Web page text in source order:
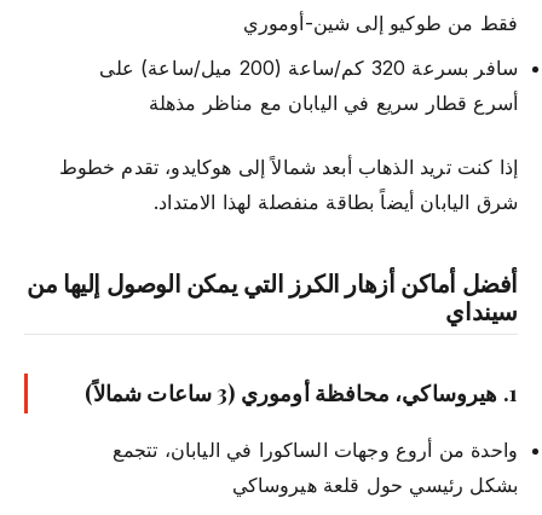
فقط من طوكيو إلى شين-أوموري
سافر بسرعة 320 كم/ساعة (200 ميل/ساعة) على
أسرع قطار سريع في اليابان مع مناظر مذهلة
إذا كنت تريد الذهاب أبعد شمالاً إلى هوكايدو، تقدم خطوط
شرق اليابان أيضاً بطاقة منفصلة لهذا الامتداد.
أفضل أماكن أزهار الكرز التي يمكن الوصول إليها من
سينداي
1. هيروساكي، محافظة أوموري (3 ساعات شمالاً)
واحدة من أروع وجهات الساكورا في اليابان، تتجمع
بشكل رئيسي حول قلعة هيروساكي